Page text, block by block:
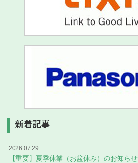
新着記事
2026.07.29
【重要】夏季休業（お盆休み）のお知らせ